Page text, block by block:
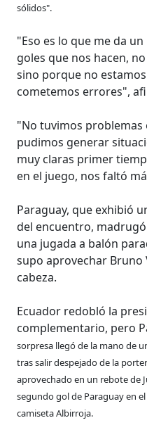
sólidos".
"Eso es lo que me da
goles que nos hacen,
sino porque no
cometemos errores",
"No tuvimos
pudimos generar
muy claras primer
en el juego, nos faltó
Paraguay, que exhibió
del encuentro,
una jugada a balón
supo aprovechar Bruno
cabeza.
Ecuador redobló la
complementario, pero
sorpresa llegó de la mano de
tras salir despejado de la
aprovechado en un rebote de
segundo gol de Paraguay en
camiseta Albirroja.